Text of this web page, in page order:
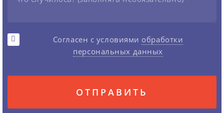
Согласен с условиями обработки
персональных данных